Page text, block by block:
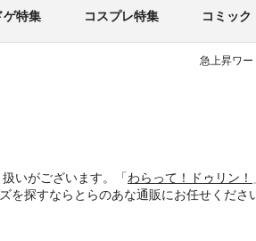
ゲ特集 コスプレ特集 コミッ
急上昇ワー
いがございます。「わらって！ドゥリン！
を探すならとらのあな通販にお任せくださ